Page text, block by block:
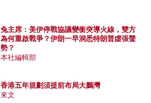
兔主席：美伊停戰協議變衝突導火線，雙方
為何重啟戰爭？伊朗一早洞悉特朗普虛張聲
勢？
本社編輯部
香港五年規劃須提前布局大鵬灣
來文